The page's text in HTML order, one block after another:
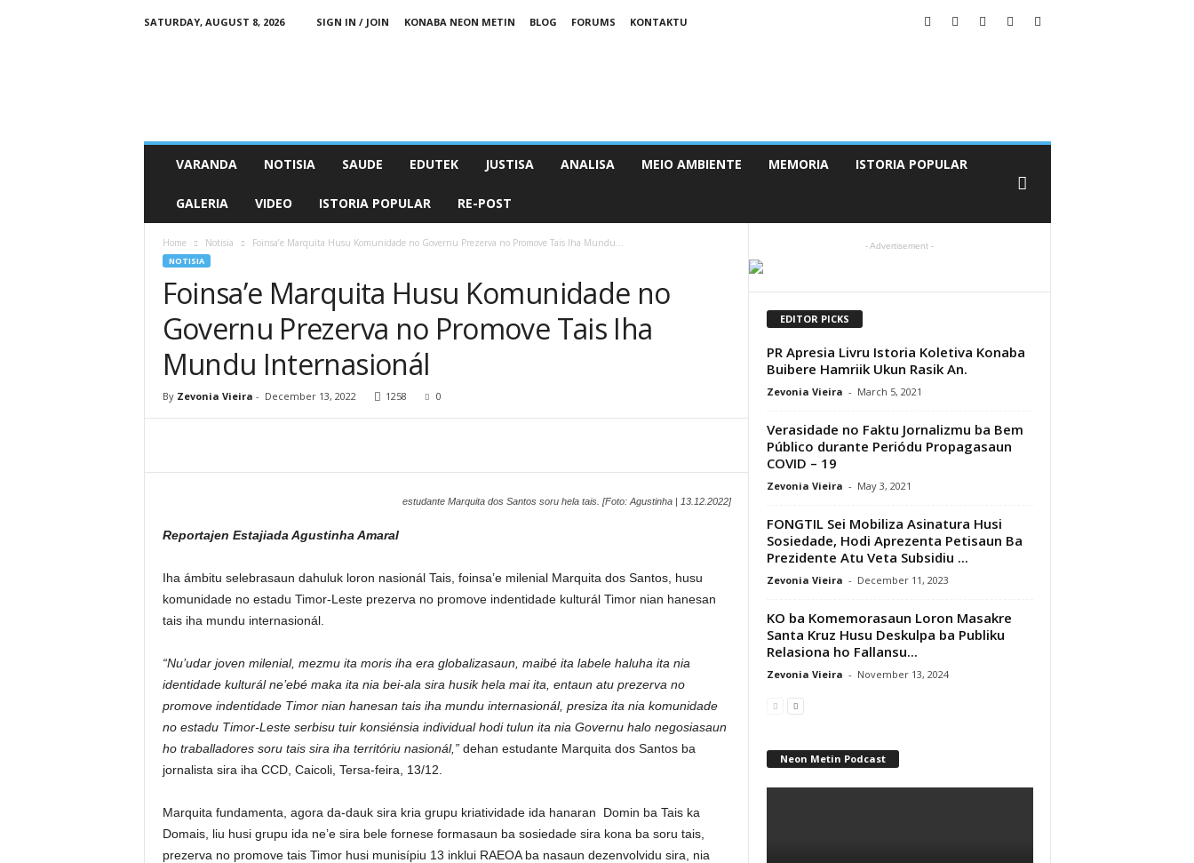
SATURDAY, AUGUST 8, 2026 SIGN IN / JOIN KONABA NEON METIN BLOG FORUMS
KONTAKTU
VARANDA NOTISIA SAUDE EDUTEK JUSTISA ANALISA MEIO AMBIENTE MEMORIA ISTORIA POPULAR
GALERIA VIDEO ISTORIA POPULAR RE-POST
Home Notisia Foinsa’e Marquita Husu Komunidade no Governu Prezerva no Promove Tais Iha Mundu...
NOTISIA
Foinsa’e Marquita Husu Komunidade no
Governu Prezerva no Promove Tais Iha
Mundu Internasionál
By Zevonia Vieira - December 13, 2022 1258 0
estudante Marquita dos Santos soru hela tais. [Foto: Agustinha | 13.12.2022]
Reportajen Estajiada Agustinha Amaral
Iha ámbitu selebrasaun dahuluk loron nasionál Tais, foinsa’e milenial Marquita dos Santos, husu
komunidade no estadu Timor-Leste prezerva no promove indentidade kulturál Timor nian hanesan
tais iha mundu internasionál.
“Nu’udar joven milenial, mezmu ita moris iha era globalizasaun, maibé ita labele haluha ita nia
identidade kulturál ne’ebé maka ita nia bei-ala sira husik hela mai ita, entaun atu prezerva no
promove indentidade Timor nian hanesan tais iha mundu internasionál, presiza ita nia komunidade
no estadu Timor-Leste serbisu tuir konsiénsia individual hodi tulun ita nia Governu halo negosiasaun
ho traballadores soru tais sira iha territóriu nasionál,”dehan estudante Marquita dos Santos ba
jornalista sira iha CCD, Caicoli, Tersa-feira, 13/12.
Marquita fundamenta, agora da-dauk sira kria grupu kriatividade ida hanaran Domin ba Tais ka
Domais, liu husi grupu ida ne’e sira bele fornese formasaun ba sosiedade sira kona ba soru tais,
prezerva no promove tais Timor husi munisípiu 13 inklui RAEOA ba nasaun dezenvolvidu sira, nia
- Advertisement -
EDITOR PICKS
PR Apresia Livru Istoria Koletiva Konaba
Buibere Hamriik Ukun Rasik An.
Zevonia Vieira - March 5, 2021
Verasidade no Faktu Jornalizmu ba Bem
Público durante Periódu Propagasaun
COVID – 19
Zevonia Vieira - May 3, 2021
FONGTIL Sei Mobiliza Asinatura Husi
Sosiedade, Hodi Aprezenta Petisaun Ba
Prezidente Atu Veta Subsidiu ...
Zevonia Vieira - December 11, 2023
KO ba Komemorasaun Loron Masakre
Santa Kruz Husu Deskulpa ba Publiku
Relasiona ho Fallansu...
Zevonia Vieira - November 13, 2024
Neon Metin Podcast